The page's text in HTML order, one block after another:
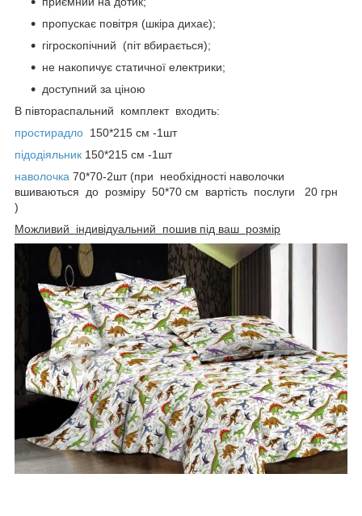
пропускає повітря (шкіра дихає);
гігроскопічний (піт вбирається);
не накопичує статичної електрики;
доступний за ціною
В півтораспальний комплект входить:
простирадло 150*215 см -1шт
підодіяльник 150*215 см -1шт
наволочка 70*70-2шт (при необхідності наволочки
вшиваються до розміру 50*70 см вартість послуги 20 грн
)
Можливий індивідуальний пошив під ваш розмір